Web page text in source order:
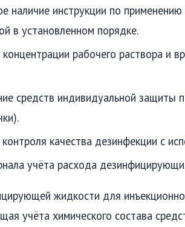
наличие инструкции по
в установленном порядке.
рабочего раствора и
средств индивидуальной защиты
качества дезинфекции с
учёта расхода
жидкости для
учёта химического состава